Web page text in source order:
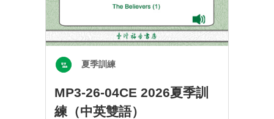
夏季訓練
MP3-26-04CE 2026夏季訓
練（中英雙語）